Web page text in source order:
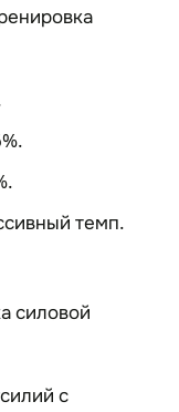
темп.
силовой
с